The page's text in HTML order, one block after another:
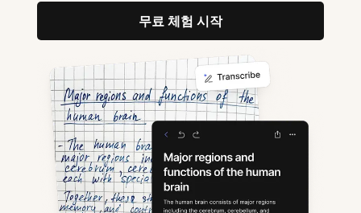
무료 체험 시작